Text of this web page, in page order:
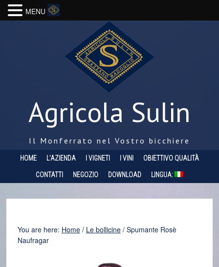
Agricola Sulin
Il Monferrato nel Vostro bicchiere
HOME L’AZIENDA I VIGNETI I VINI OBIETTIVO QUALITÀ
CONTATTI NEGOZIO DOWNLOAD LINGUA:
You are here: Home / Le bollicine /Spumante Rosè
Naufragar
MENU